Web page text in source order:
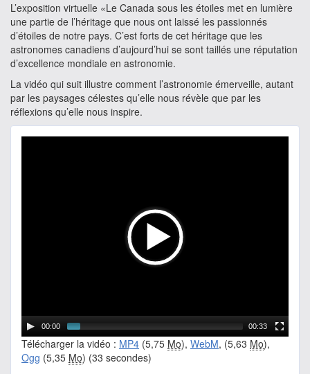
L’exposition virtuelle «Le Canada sous les étoiles met en lumière
une partie de l’héritage que nous ont laissé les passionnés
d’étoiles de notre pays. C’est forts de cet héritage que les
astronomes canadiens d’aujourd’hui se sont taillés une réputation
d’excellence mondiale en astronomie.
La vidéo qui suit illustre comment l’astronomie émerveille, autant
par les paysages célestes qu’elle nous révèle que par les
réflexions qu’elle nous inspire.
00:00 00:33
Télécharger la vidéo : MP4 (5,75 Mo), WebM, (5,63 Mo),
Ogg (5,35 Mo) (33 secondes)